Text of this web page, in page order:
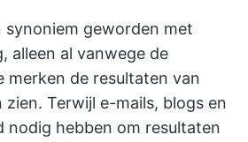
synoniem geworden met
alleen al vanwege de
merken de resultaten van
zien. Terwijl e-mails, blogs en
nodig hebben om resultaten